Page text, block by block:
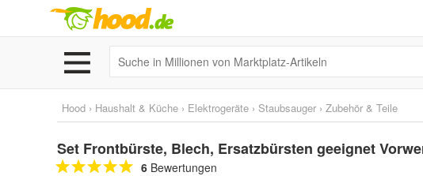
Hood › Haushalt & Küche › Elektrogeräte › Staubsauger › Zubehör & Teile
Set Frontbürste, Blech, Ersatzbürsten geeignet
6 Bewertungen